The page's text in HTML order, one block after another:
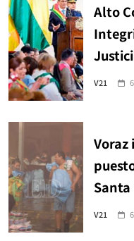
Alto
V21
Voraz
Santa
V21